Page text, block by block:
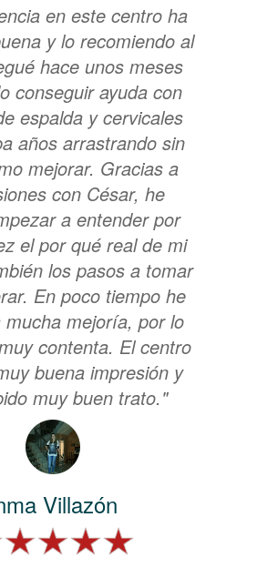
en este centro ha
y lo recomiendo al
hace unos meses
conseguir ayuda con
espalda y cervicales
años arrastrando sin
mejorar. Gracias a
con César, he
a entender por
el por qué real de mi
los pasos a tomar
En poco tiempo he
mucha mejoría, por lo
contenta. El centro
buena impresión y
muy buen trato."
Villazón